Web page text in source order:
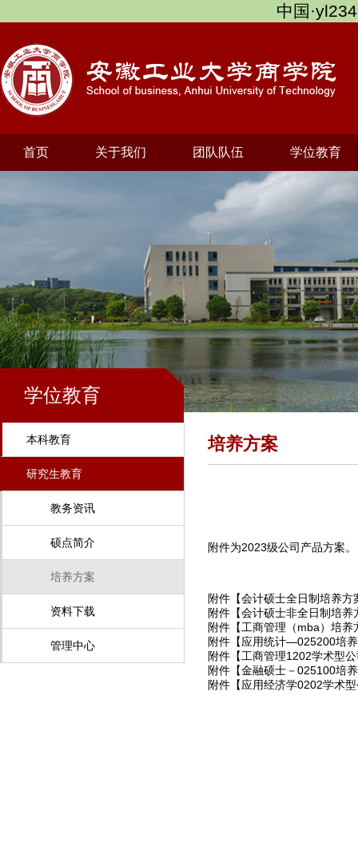
中国
首页 关于我们 团队队伍 学位教育
学位教育
本科教育
研究生教育
教务资讯
硕点简介
培养方案
资料下载
管理中心
培养方案
附件为2023级公司产品方案。
附件【会计硕士全日制培养
附件【会计硕士非全日制培
附件【工商管理（mba）培养
附件【应用统计—025200培
附件【工商管理1202学术型
附件【金融硕士－025100培
附件【应用经济学0202学术